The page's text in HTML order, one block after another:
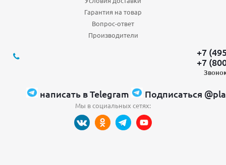
Гарантия на товар
Вопрос-ответ
Производители
+7
+7
написать в Telegram Подписаться
Мы в социальных сетях: